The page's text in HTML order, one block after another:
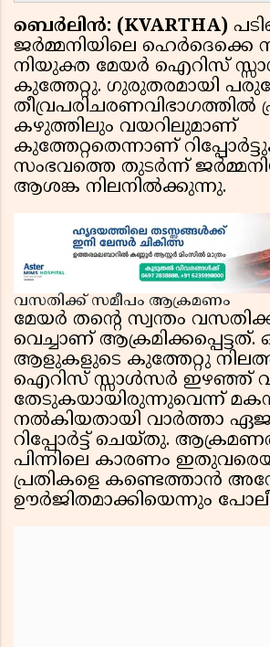
ബെർലിൻ: (KVARTHA)
ജർമ്മനിയിലെ ഹെർദെക്കെ
നിയുക്ത മേയർ ഐറിസ്
കുത്തേറ്റു. ഗുരുതരമായി
തീവ്രപരിചരണവിഭാഗത്തിൽ
കഴുത്തിലും വയറിലുമാണ്
കുത്തേറ്റതെന്നാണ്
സംഭവത്തെ തുടർന്ന്
ആശങ്ക നിലനിൽക്കുന്നു.
വസതിക്ക് സമീപം ആക്രമണം
മേയർ തൻ്റെ സ്വന്തം
വെച്ചാണ്
ആളുകളുടെ കുത്തേറ്റു
ഐറിസ് സ്സാൾസർ ഇഴഞ്ഞ്
തേടുകയായിരുന്നുവെന്ന്
നൽകിയതായി വാർത്താ
റിപ്പോർട്ട് ചെയ്തു.
പിന്നിലെ കാരണം
പ്രതികളെ കണ്ടെത്താൻ
ഊർജിതമാക്കിയെന്നും